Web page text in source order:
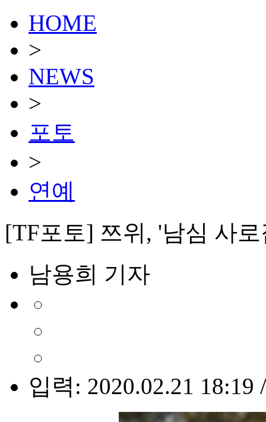
HOME
>
NEWS
>
포토
>
연예
[TF포토] 쯔위, '남심 사
남용희 기자
입력: 2020.02.21 18:19